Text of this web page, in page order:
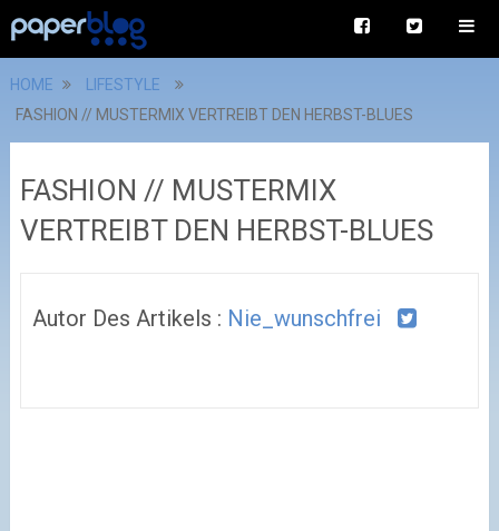
HOME
LIFESTYLE
FASHION // MUSTERMIX VERTREIBT DEN HERBST-BLUES
FASHION // MUSTERMIX
VERTREIBT DEN HERBST-BLUES
Autor Des Artikels : Nie_wunschfrei